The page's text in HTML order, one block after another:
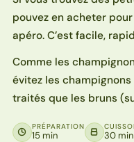
pouvez en acheter
apéro. C’est facile,
Comme les
évitez les
traités que les bruns
PRÉPARATION
15 min 30 min